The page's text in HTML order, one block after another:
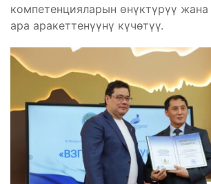
компетенцияларын өнүктүрүү жана
ара аракеттенүүнү күчөтүү.